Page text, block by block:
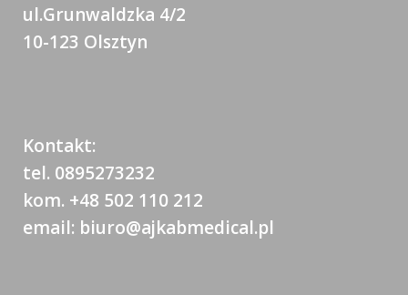
ul.Grunwaldzka 4/2
10-123 Olsztyn
Kontakt:
tel. 0895273232
kom. +48 502 110 212
email: biuro@ajkabmedical.pl